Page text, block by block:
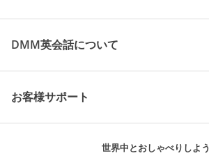
DMM英会話について
お客様サポート
世界中とおしゃべりしよう